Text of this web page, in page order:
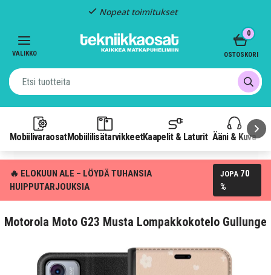
Nopeat toimitukset
VALIKKO
MobiilivaraosatMobiililisätarvikkeetKaapelit & Laturit Ääni & Kuva
0
OSTOSKORI
🔥 ELOKUUN ALE – LÖYDÄ TUHANSIA
HUIPPUTARJOUKSIA
JOPA 70
%
Motorola Moto G23 Musta Lompakkokotelo Gullunge